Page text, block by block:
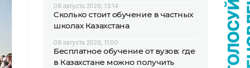
08 августа 2026, 13:14
Сколько стоит обучение в частных
школах Казахстана
08 августа 2026, 11:00
Бесплатное обучение от вузов: где
в Казахстане можно получить